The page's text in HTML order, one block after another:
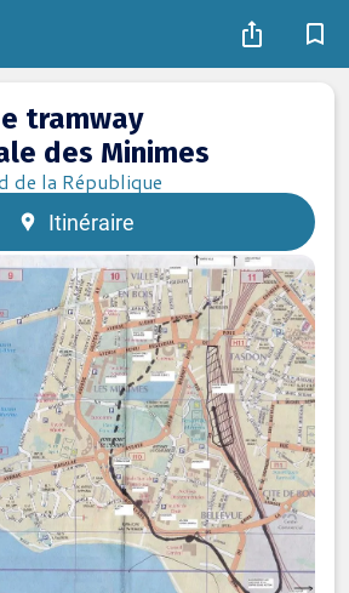
tramway
des Minimes
de la République
Itinéraire